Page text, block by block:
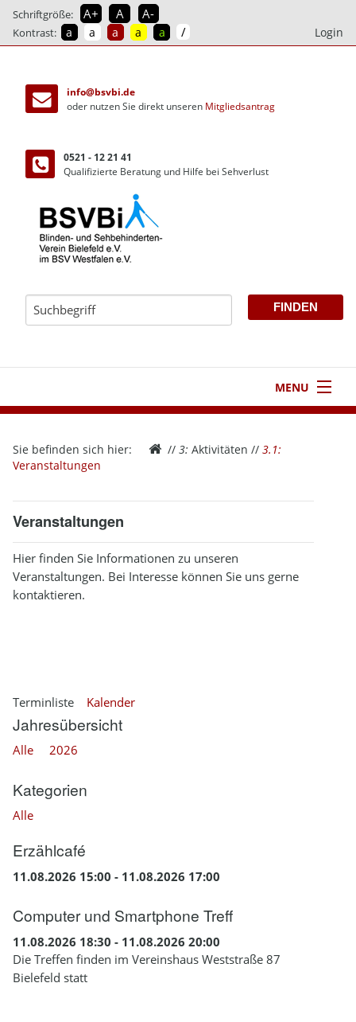
Schriftgröße: A+ A A-
Kontrast: a a a a a / Login
info@bsvbi.de
oder nutzen Sie direkt unseren Mitgliedsantrag
0521 - 12 21 41
Qualifizierte Beratung und Hilfe bei Sehverlust
zum
Inhalt
MENU
2
Verein
3
Aktivitäten
Infothek
Sie befinden sich hier: //3:Aktivitäten //3.1:
Veranstaltungen
Veranstaltungen
Hier finden Sie Informationen zu unseren
Veranstaltungen. Bei Interesse können Sie uns gerne
kontaktieren.
Terminliste Kalender
Jahresübersicht
Alle 2026
Kategorien
Alle
Erzählcafé
11.08.2026 15:00 - 11.08.2026 17:00
Computer und Smartphone Treff
11.08.2026 18:30 - 11.08.2026 20:00
Die Treffen finden im Vereinshaus Weststraße 87
Bielefeld statt